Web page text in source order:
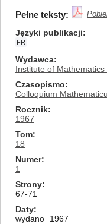
Pełne teksty:
Języki publikacji
FR
Wydawca
Institute of
Czasopismo
Colloquium
Rocznik
1967
Tom
18
Numer
1
Strony
67-71
Daty
wydano
1967